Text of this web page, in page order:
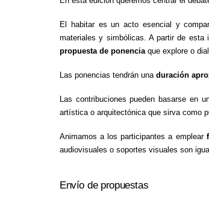
El habitar es un acto esencial y
materiales y simbólicas. A partir de esta
propuesta de ponencia que explore o
Las ponencias tendrán una duración
Las contribuciones pueden basarse en
artística o arquitectónica que sirva como
Animamos a los participantes a emplear
audiovisuales o soportes visuales son
Envío de propuestas